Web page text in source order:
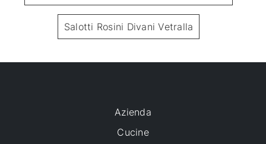
Salotti Rosini Divani Vetralla
Azienda
Cucine